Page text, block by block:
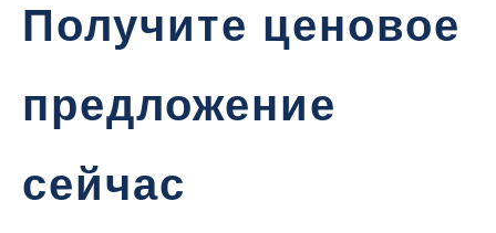
Получите ценовое
предложение
сейчас